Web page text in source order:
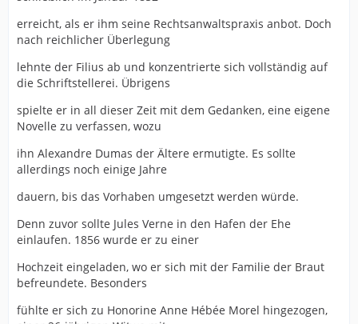
erreicht, als er ihm seine Rechtsanwaltspraxis anbot. Doch
nach reichlicher Überlegung
lehnte der Filius ab und konzentrierte sich vollständig auf
die Schriftstellerei. Übrigens
spielte er in all dieser Zeit mit dem Gedanken, eine eigene
Novelle zu verfassen, wozu
ihn Alexandre Dumas der Ältere ermutigte. Es sollte
allerdings noch einige Jahre
dauern, bis das Vorhaben umgesetzt werden würde.
Denn zuvor sollte Jules Verne in den Hafen der Ehe
einlaufen. 1856 wurde er zu einer
Hochzeit eingeladen, wo er sich mit der Familie der Braut
befreundete. Besonders
fühlte er sich zu Honorine Anne Hébée Morel hingezogen,